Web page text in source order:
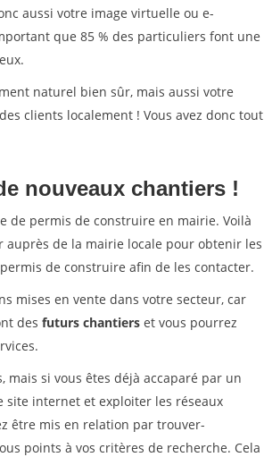
aussi votre image virtuelle ou e-
que 85 % des particuliers font une
naturel bien sûr, mais aussi votre
clients localement ! Vous avez donc tout
nouveaux chantiers !
de permis de construire en mairie. Voilà
auprès de la mairie locale pour obtenir les
de construire afin de les contacter.
mises en vente dans votre secteur, car
des futurs chantiers et vous pourrez
si vous êtes déjà accaparé par un
internet et exploiter les réseaux
être mis en relation par trouver-
points à vos critères de recherche. Cela